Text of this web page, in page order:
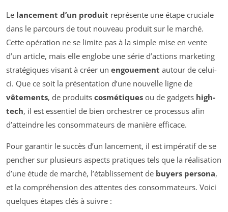
Le lancement d’un produit représente une étape cruciale
dans le parcours de tout nouveau produit sur le marché.
Cette opération ne se limite pas à la simple mise en vente
d’un article, mais elle englobe une série d’actions marketing
stratégiques visant à créer un engouement autour de celui-
ci. Que ce soit la présentation d’une nouvelle ligne de
vêtements, de produits cosmétiques ou de gadgets high-
tech, il est essentiel de bien orchestrer ce processus afin
d’atteindre les consommateurs de manière efficace.
Pour garantir le succès d’un lancement, il est impératif de se
pencher sur plusieurs aspects pratiques tels que la réalisation
d’une étude de marché, l’établissement de buyers persona,
et la compréhension des attentes des consommateurs. Voici
quelques étapes clés à suivre :